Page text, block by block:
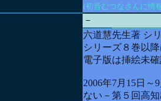
(初音むつなさんに情
－
六道慧先生著 シ
シリーズ８巻以
電子版は挿絵未
2006年7月15日
ない－第５回高